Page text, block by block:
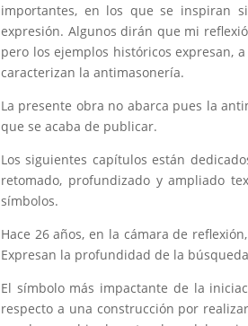
importantes, en los que se inspiran
expresión. Algunos dirán que mi
pero los ejemplos históricos expresan,
caracterizan la antimasonería.
La presente obra no abarca pues la
que se acaba de publicar.
Los siguientes capítulos están
retomado, profundizado y ampliado
símbolos.
Hace 26 años, en la cámara de
Expresan la profundidad de la
El símbolo más impactante de la
respecto a una construcción por